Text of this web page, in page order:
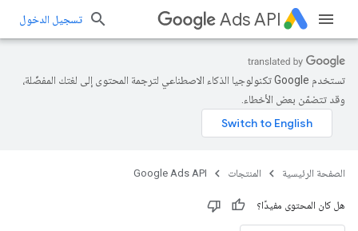
Ads API تسجيل الدخول
تستخدم Google تكنولوجيا الذكاء الاصطناعي لترجمة المحتوى إلى لغتك المفضّلة،
وقد تتضمّن بعض الأخطاء.
الصفحة الرئيسية المنتجات Google Ads API
هل كان المحتوى مفيدًا؟